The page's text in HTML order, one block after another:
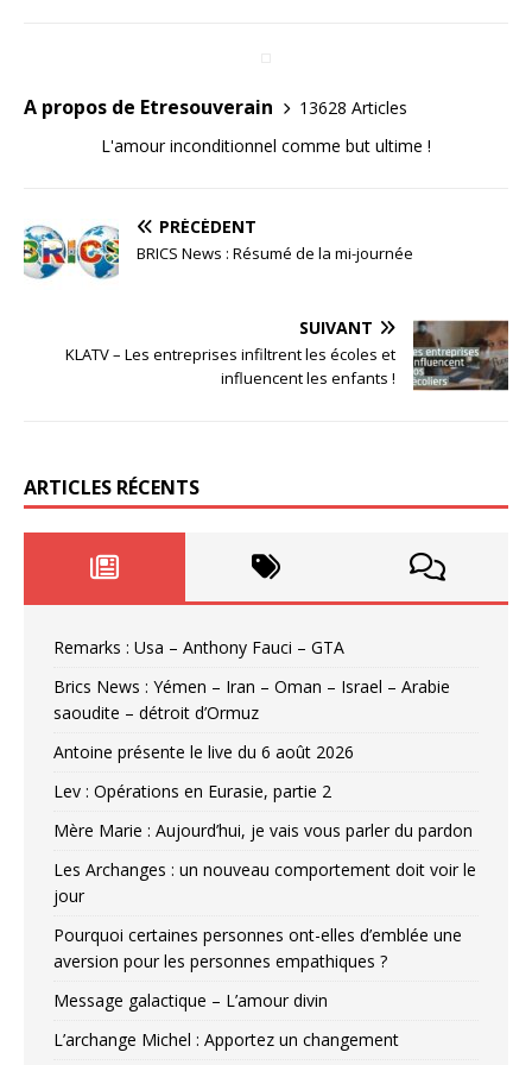
A propos de Etresouverain
13628 Articles
L'amour inconditionnel comme but ultime !
PRÉCÉDENT
BRICS News : Résumé de la mi-journée
SUIVANT
KLATV – Les entreprises infiltrent les écoles et
influencent les enfants !
ARTICLES RÉCENTS
Remarks : Usa – Anthony Fauci – GTA
Brics News : Yémen – Iran – Oman – Israel – Arabie
saoudite – détroit d’Ormuz
Antoine présente le live du 6 août 2026
Lev : Opérations en Eurasie, partie 2
Mère Marie : Aujourd’hui, je vais vous parler du pardon
Les Archanges : un nouveau comportement doit voir le
jour
Pourquoi certaines personnes ont-elles d’emblée une
aversion pour les personnes empathiques ?
Message galactique – L’amour divin
L’archange Michel : Apportez un changement